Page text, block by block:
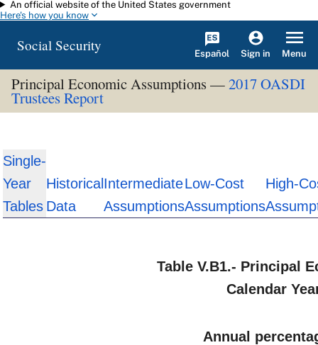
Skip to main content
An official website of the United States government
Here's how you know
Social Security Español Sign in Menu
Principal Economic Assumptions —2017 OASDI
Trustees Report
Single-
Year
Tables
Historical
Data
Intermediate
Assumptions
Low-Cost
Assumptions
High-
Table V.B1.- Principal
Calendar
Annual